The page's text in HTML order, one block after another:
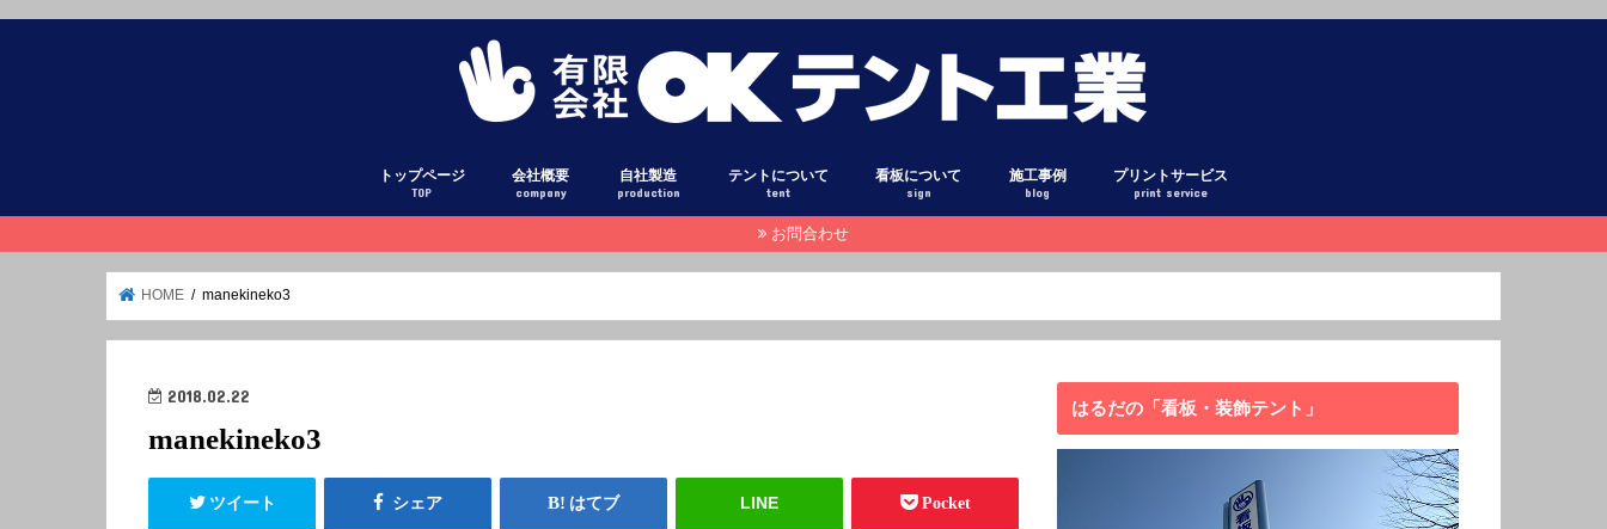
トップページ
TOP
会社概要
company
自社製造
production
テントについて
tent
オーニング
固定式テント
ダンプ アオリシート
トラック 幌シート
テント生地 光沢
テント生地 布目調
テント生地 高耐候素材
テント生地 糸入り透明シート
テント生地 高級コットン調
テント用粘着フィルム
看板について
sign
施工事例
blog
プリントサービス
print service
お問合わせ
HOME manekineko3
2018.02.22
manekineko3
ツイート シェア はてブ LINE Pocket
はるだの「看板・装飾テント」